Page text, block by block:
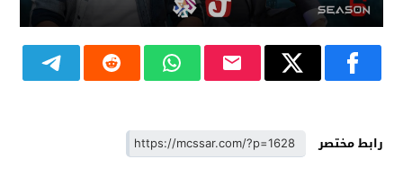
رابط مختصر